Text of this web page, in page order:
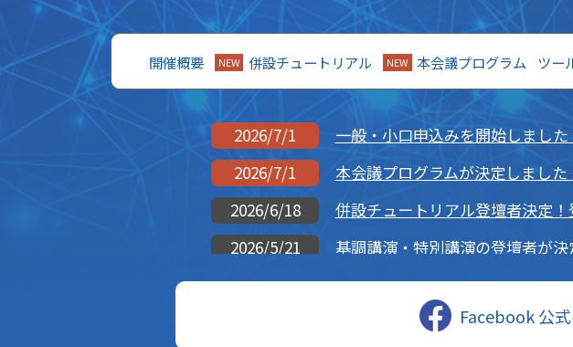
開催概要 NEW 併設チュートリアル NEW 本会議プログラム ツー
2026/7/1
一般・小口申込みを開始しました
2026/7/1
本会議プログラムが決定しました
2026/6/18
併設チュートリアル登壇者決定
2026/5/21
基調講演・特別講演の登壇者が決
2026/5/8
一般発表の募集を締め切りました
一般発表の募集期限を5/8(金
Facebook 公